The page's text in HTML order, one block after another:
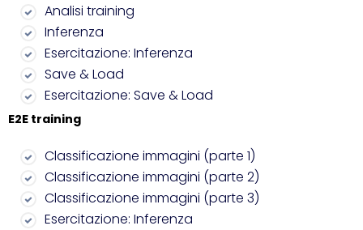
Analisi training
Inferenza
Esercitazione: Inferenza
Save & Load
Esercitazione: Save & Load
E2E training
Classificazione immagini (parte 1)
Classificazione immagini (parte 2)
Classificazione immagini (parte 3)
Esercitazione: Inferenza